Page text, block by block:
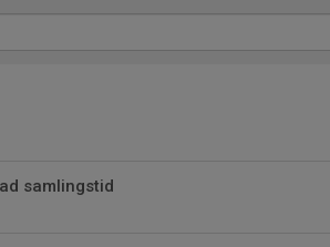
samlingstid